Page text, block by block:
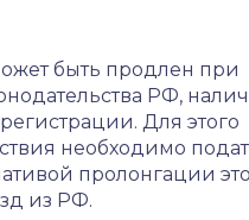
быть продлен при
РФ,
Для этого
необходимо
пролонгации
из РФ.